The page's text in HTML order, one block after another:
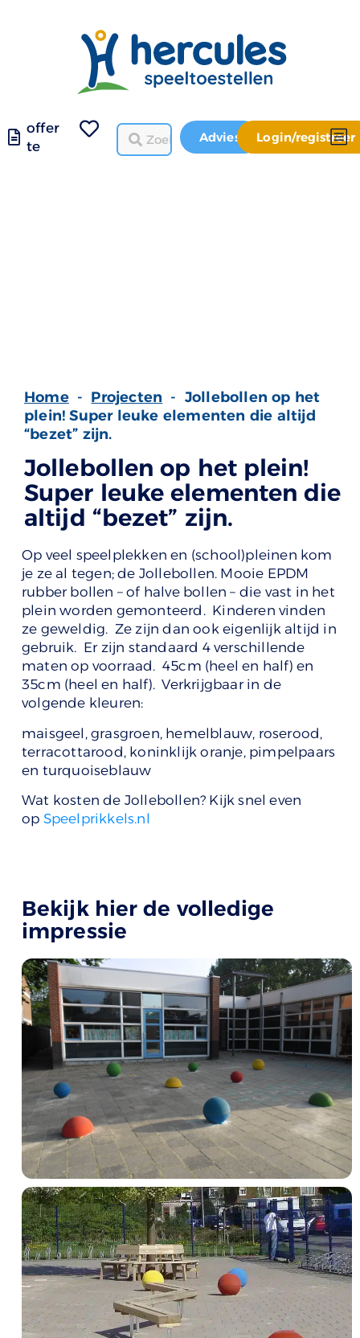
offer
te
Advies Login/registreer
Home - Projecten - Jollebollen op het
plein! Super leuke elementen die altijd
“bezet” zijn.
Jollebollen op het plein!
Super leuke elementen die
altijd “bezet” zijn.
Op veel speelplekken en (school)pleinen kom
je ze al tegen; de Jollebollen. Mooie EPDM
rubber bollen – of halve bollen – die vast in het
plein worden gemonteerd. Kinderen vinden
ze geweldig. Ze zijn dan ook eigenlijk altijd in
gebruik. Er zijn standaard 4 verschillende
maten op voorraad. 45cm (heel en half) en
35cm (heel en half). Verkrijgbaar in de
volgende kleuren:
maisgeel, grasgroen, hemelblauw, roserood,
terracottarood, koninklijk oranje, pimpelpaars
en turquoiseblauw
Wat kosten de Jollebollen? Kijk snel even
op Speelprikkels.nl
Bekijk hier de volledige
impressie